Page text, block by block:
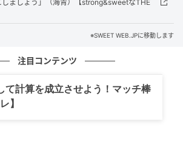
。リフトアップ効果まですごい。
小鼻あたりまで下げると、逆に面長
”くらいのポイント感があると完璧に
も、何度も何度も薄膜な色を重ねま
しましょう」（海青）【strong&sweetなTHE
※SWEET WEB.JPに移動します
注目コンテンツ
て計算を成立させよう！マッチ棒
】